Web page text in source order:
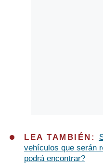
LEA TAMBIÉN:
vehículos que serán
podrá encontrar?